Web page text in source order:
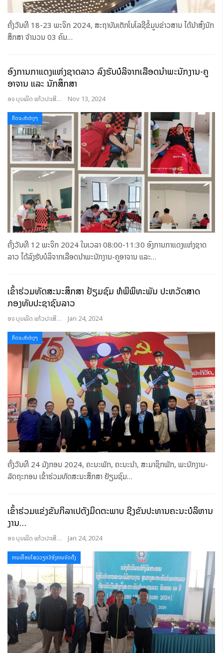
ຄັ້ງວັນທີ 18-23 ພະຈິກ 2024, ສະຖາບັນເຕັກໂນໂລຊີຂໍ້ມູນຂ່າວສານ ໄດ້ນໍາສົ່ງນັກ
ສຶກສາ ຈໍານວນ 03 ຄົນ…
ອົງການກາແດງແຫ່ງຊາດລາວ ລົງຮັບບໍລິຈາກເລືອດນໍາພະນັກງານ-ຄູ
ອາຈານ ແລະ ນັກສຶກສາ
ອຈ ບຸນເລີດ ແກ້ວປະເສີດ Nov 13, 2024
ກິດຈະກຳຕ່າງໆ
ຄັ້ງວັນທີ 12 ພະຈິກ 2024 ໃນເວລາ 08:00-11:30 ອົງການກາແດງແຫ່ງຊາດ
ລາວ ໄດ້ລົງຮັບບໍລິຈາກເລືອດນໍາພະນັກງານ-ຄູອາຈານ ແລະ…
ເຂົ້າຮ່ວມທັດສະນະສຶກສາ ຢ້ຽມຊົມ ຫໍພິພິທະພັນ ປະຫວັດສາດ
ກອງທັບປະຊາຊົນລາວ
ອຈ ບຸນເລີດ ແກ້ວປະເສີດ Jan 24, 2024
ກິດຈະກຳຕ່າງໆ
ຄັ້ງວັນທີ 24 ມັງກອນ 2024, ຄະນະພັກ, ຄະນະນໍາ, ສະມາຊິກພັກ, ພະນັກງານ-
ລັດຖະກອນ ເຂົ້າຮ່ວມທັດສະນະສຶກສາ ຢ້ຽມຊົມ…
ເຂົ້າຮ່ວມແຂ່ງຂັນກິລາເປຕັງມິດຕະພາບ ຊີງຂັນປະທານຄະນະບໍລິຫານ
ງານ…
ອຈ ບຸນເລີດ ແກ້ວປະເສີດ Jan 24, 2024
ການເຄື່ອນໄຫວວຽກ3ອົງການຈັດຕັ້ງ